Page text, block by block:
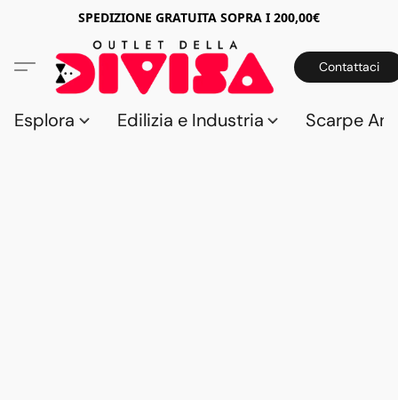
SPEDIZIONE GRATUITA SOPRA I 200,00€
Contattaci
Esplora Edilizia e Industria Scarpe